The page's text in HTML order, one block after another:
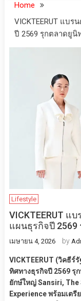
Home
VICKTEERUT แบ
ปี 2569 รุกตลาดยู
Lifestyle
VICKTEERUT
แผนธุรกิจปี
เมษายน 4, 2026 by
VICKTEERUT (วิคธี
ทิศทางธุรกิจปี 2569
ยักษ์ใหญ่ Sansiri, The
Experience พร้อมเตรี